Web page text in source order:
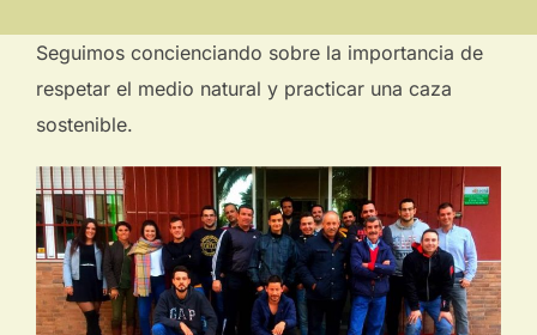
Seguimos concienciando sobre la importancia de
respetar el medio natural y practicar una caza
sostenible.